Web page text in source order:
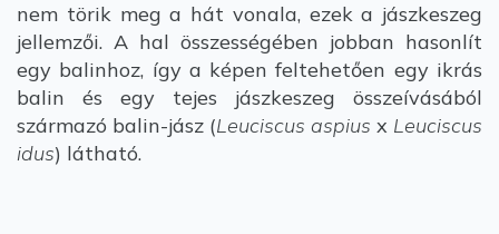
nem törik meg a hát vonala, ezek a jászkeszeg
jellemzői. A hal összességében jobban hasonlít
egy balinhoz, így a képen feltehetően egy ikrás
balin és egy tejes jászkeszeg összeívásából
származó balin-jász (Leuciscus aspius x Leuciscus
idus) látható.